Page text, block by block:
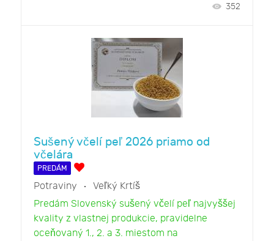
352
Sušený včelí peľ 2026 priamo od
včelára
PREDÁM
Potraviny
Veľký Krtíš
Predám Slovenský sušený včelí peľ najvyššej
kvality z vlastnej produkcie, pravidelne
oceňovaný 1., 2. a 3. miestom na